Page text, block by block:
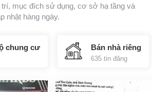
mục đích sử dụng, cơ sở hạ tầng và
nhật hàng ngày.
chung cư Bán nhà riêng
635 tin đăng